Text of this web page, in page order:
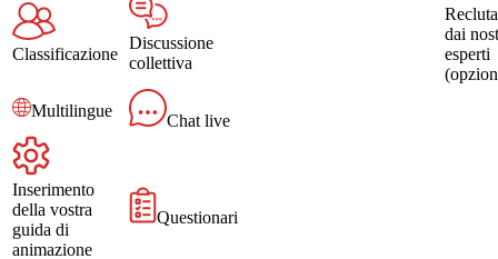
Classificazione
Discussione
collettiva
dai
esperti
Multilingue
Chat live
Inserimento
della vostra
guida di
animazione
Questionari